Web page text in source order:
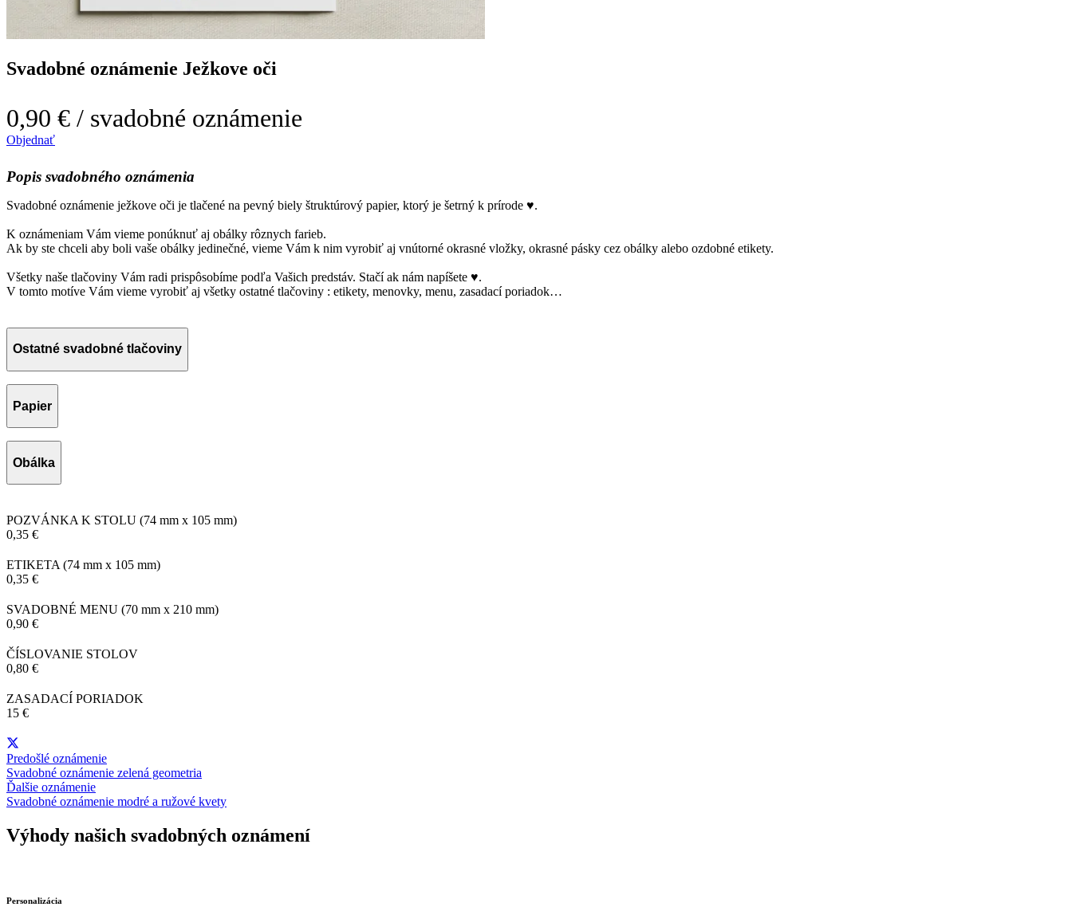
Svadobné oznámenie Ježkove oči
0,90 € / svadobné oznámenie
Objednať
Popis svadobného oznámenia
Svadobné oznámenie ježkove oči je tlačené na pevný biely štruktúrový papier, ktorý je šetrný k prírode ♥.
K oznámeniam Vám vieme ponúknuť aj obálky rôznych farieb.
Ak by ste chceli aby boli vaše obálky jedinečné, vieme Vám k nim vyrobiť aj vnútorné okrasné vložky, okrasné pásky cez obálky alebo ozdobné etikety.
Všetky naše tlačoviny Vám radi prispôsobíme podľa Vašich predstáv. Stačí ak nám napíšete ♥.
V tomto motíve Vám vieme vyrobiť aj všetky ostatné tlačoviny : etikety, menovky, menu, zasadací poriadok…
Ostatné svadobné tlačoviny
Papier
Obálka
POZVÁNKA K STOLU (74 mm x 105 mm)
0,35 €
ETIKETA (74 mm x 105 mm)
0,35 €
SVADOBNÉ MENU (70 mm x 210 mm)
0,90 €
ČÍSLOVANIE STOLOV
0,80 €
ZASADACÍ PORIADOK
15 €
Predošlé oznámenie
Svadobné oznámenie zelená geometria
Ďalšie oznámenie
Svadobné oznámenie modré a ružové kvety
Výhody našich svadobných oznámení
Personalizácia